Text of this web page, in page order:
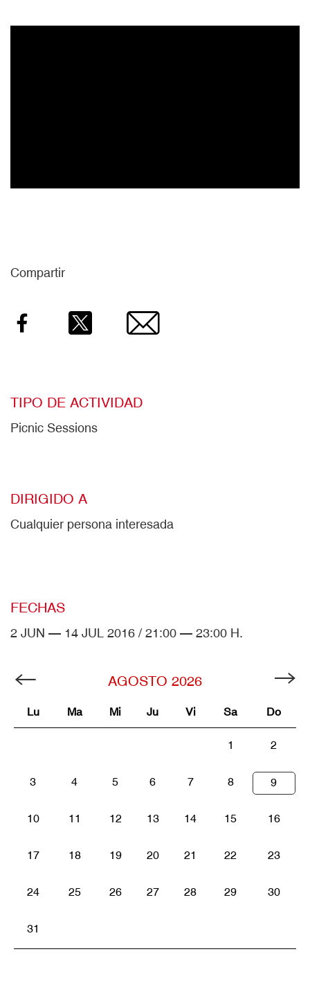
Compartir
Facebook Email
TIPO DE ACTIVIDAD
Picnic Sessions
DIRIGIDO A
Cualquier persona interesada
FECHAS
2 JUN — 14 JUL 2016 / 21:00 — 23:00 H.
AGOSTO 2026
Lu Ma Mi Ju Vi Sa Do
1 2
3 4 5 6 7 8 9
10 11 12 13 14 15 16
17 18 19 20 21 22 23
24 25 26 27 28 29 30
31